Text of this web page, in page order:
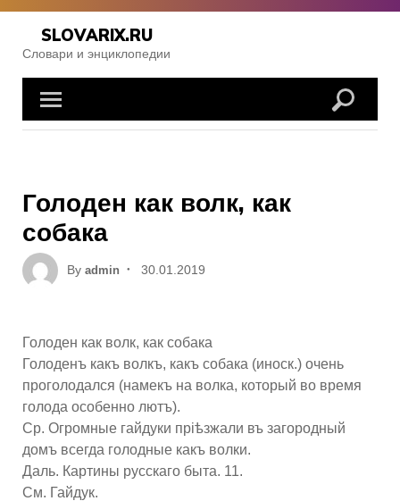
Skip
content
SLOVARIX.RU
Словари и энциклопедии
Голоден как волк, как
собака
By admin
Posted
30.01.2019
Голоден как волк, как собака
Голоденъ какъ волкъ, какъ собака (иноск.) очень
проголодался (намекъ на волка, который во время
голода особенно лютъ).
Ср. Огромные гайдуки пріѣзжали въ загородный
домъ всегда голодные какъ волки.
Даль. Картины русскаго быта. 11.
См. Гайдук.